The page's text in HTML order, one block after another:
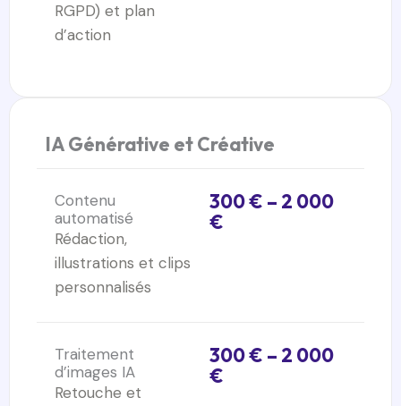
RGPD) et plan
d’action
IA Générative et Créative
Contenu
automatisé
Rédaction,
illustrations et clips
personnalisés
300 € – 2 000
€
Traitement
d’images IA
Retouche et
300 € – 2 000
€